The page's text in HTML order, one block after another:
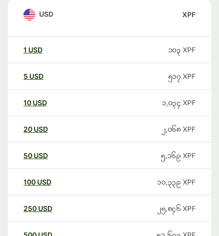
USD XPF
1 USD ၁၀၃ XPF
5 USD ၅၁၇ XPF
10 USD ၁,၀၃၄ XPF
20 USD ၂,၀၆၈ XPF
50 USD ၅,၁၆၉ XPF
100 USD ၁၀,၃၃၉ XPF
250 USD ၂၅,၈၄၆ XPF